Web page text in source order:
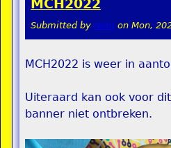
MCH2022
Submitted by remi on Mon,
MCH2022 is weer in
Uiteraard kan ook voor
banner niet ontbreken.